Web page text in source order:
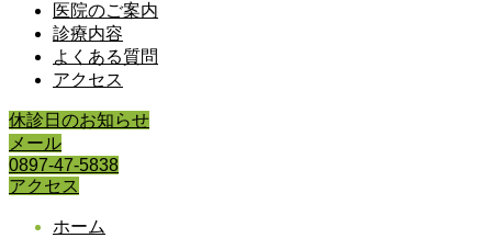
医院のご案内
診療内容
よくある質問
アクセス
休診日のお知らせ
メール
0897-47-5838
アクセス
ホーム